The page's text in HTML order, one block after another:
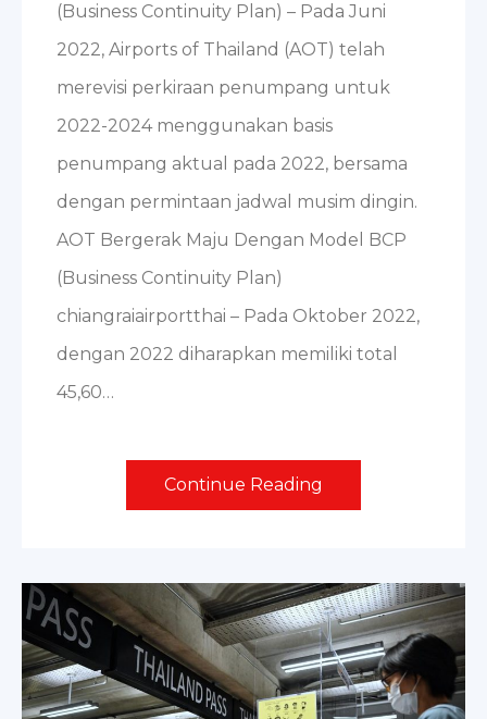
(Business Continuity Plan) – Pada Juni
2022, Airports of Thailand (AOT) telah
merevisi perkiraan penumpang untuk
2022-2024 menggunakan basis
penumpang aktual pada 2022, bersama
dengan permintaan jadwal musim dingin.
AOT Bergerak Maju Dengan Model BCP
(Business Continuity Plan)
chiangraiairportthai – Pada Oktober 2022,
dengan 2022 diharapkan memiliki total
45,60…
Continue Reading